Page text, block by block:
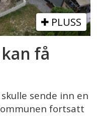
PLUSS
få
sende inn en
fortsatt